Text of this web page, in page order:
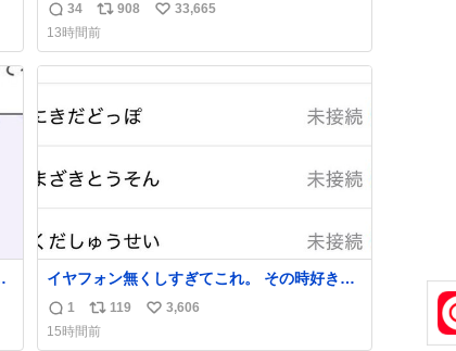
返
信
数
34
リ
ポ
ス
数
908
い
ね
33,665
13時間前
イヤフォン無くしすぎてこれ。 その時好きだ
った男のセコムの名前にしてる
返
信
1
リ
ポ
119
い
3,606
15時間前